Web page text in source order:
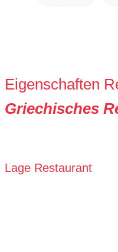
Eigenschaften
Griechisches
Lage Restaurant